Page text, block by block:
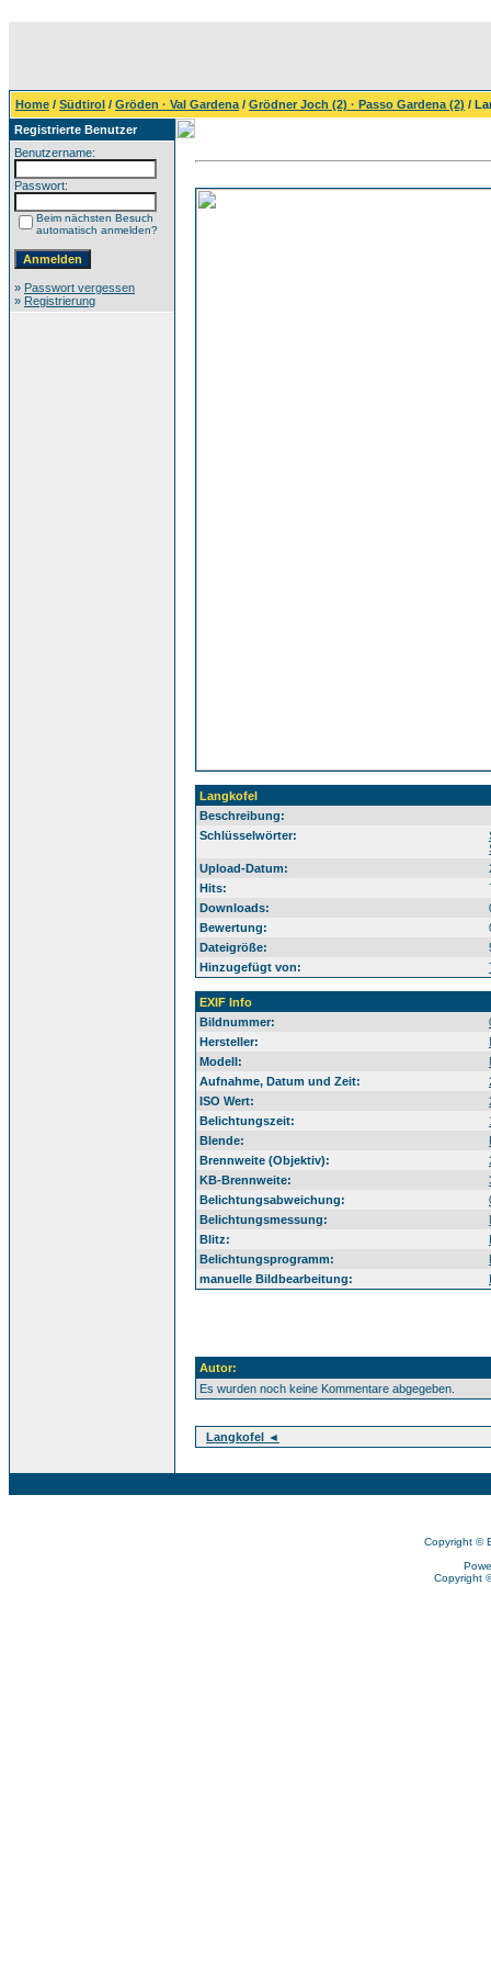
Home / Südtirol / Gröden · Val Gardena / Grödner Joch (2) · Passo Gardena (2) /
Registrierte Benutzer
Benutzername:
Passwort:
Beim nächsten Besuch
automatisch anmelden?
» Passwort vergessen
» Registrierung
Langkofel
Beschreibung:
Schlüsselwörter:
Upload-Datum:
Hits:
Downloads:
Bewertung:
Dateigröße:
Hinzugefügt von:
EXIF Info
Bildnummer:
Hersteller:
Modell:
Aufnahme, Datum und Zeit:
ISO Wert:
Belichtungszeit:
Blende:
Brennweite (Objektiv):
KB-Brennweite:
Belichtungsabweichung:
Belichtungsmessung:
Blitz:
Belichtungsprogramm:
manuelle Bildbearbeitung:
Autor:
Es wurden noch keine Kommentare abgegeben.
Langkofel ◄
Copyright ©
Copyright